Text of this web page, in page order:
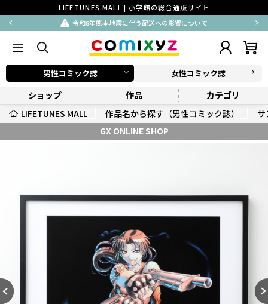
LIFETUNES MALL | 小学館の総合通販サイト
令和8年熊本地震に伴う配送への影響について
男性コミック誌 女性コミック誌
ショップ 作品
カテゴリ
LIFETUNES MALL
作品名から探す（男性コミック誌）
サ
GX ONLINE SHOP